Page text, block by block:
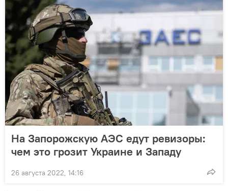
На Запорожскую АЭС едут ревизоры:
чем это грозит Украине и Западу
26 августа 2022, 14:16